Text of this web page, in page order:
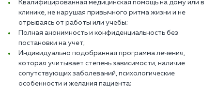
Квалифицированная медицинская помощь на дому или в
клинике, не нарушая привычного ритма жизни и не
отрываясь от работы или учебы;
Полная анонимность и конфиденциальность без
постановки на учет;
Индивидуально подобранная программа лечения,
которая учитывает степень зависимости, наличие
сопутствующих заболеваний, психологические
особенности и желания пациента;